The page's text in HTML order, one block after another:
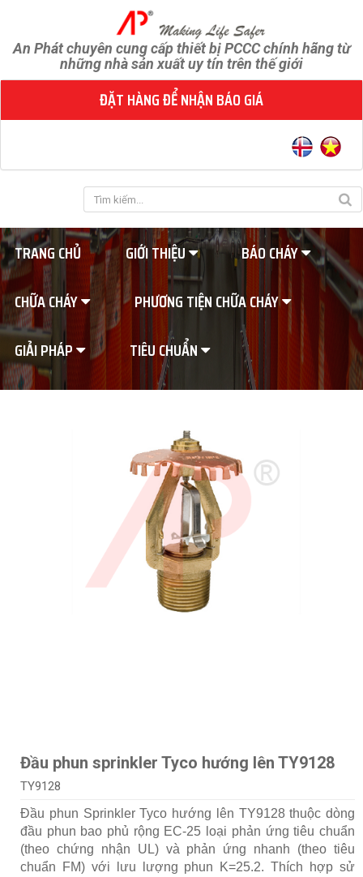
An Phát chuyên cung cấp thiết bị PCCC chính hãng từ
những nhà sản xuất uy tín trên thế giới
ĐẶT HÀNG ĐỂ NHẬN BÁO GIÁ
TRANG CHỦ GIỚI THIỆU
BÁO CHÁY
CHỮA CHÁY
PHƯƠNG TIỆN CHỮA CHÁY
GIẢI PHÁP
TIÊU CHUẨN
Đầu phun sprinkler Tyco hướng lên TY9128
TY9128
Đầu phun Sprinkler Tyco hướng lên TY9128 thuộc dòng
đầu phun bao phủ rộng EC-25 loại phản ứng tiêu chuẩn
(theo chứng nhận UL) và phản ứng nhanh (theo tiêu
chuẩn FM) với lưu lượng phun K=25.2. Thích hợp sử